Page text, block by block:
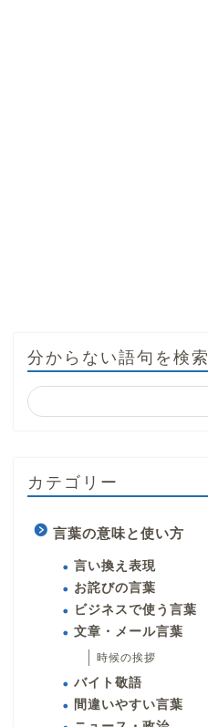
分からない語句を検索
カテゴリー
言葉の意味と使い方
言い換え表現
お詫びの言葉
ビジネスで使う言葉
文章・メール言葉
時候の挨拶
バイト敬語
間違いやすい言葉